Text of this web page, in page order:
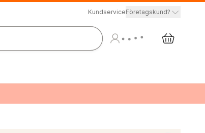
KundserviceFöretagskund?